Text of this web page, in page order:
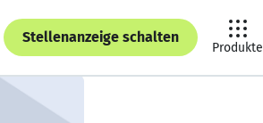
Stellenanzeige schalten
Produkte